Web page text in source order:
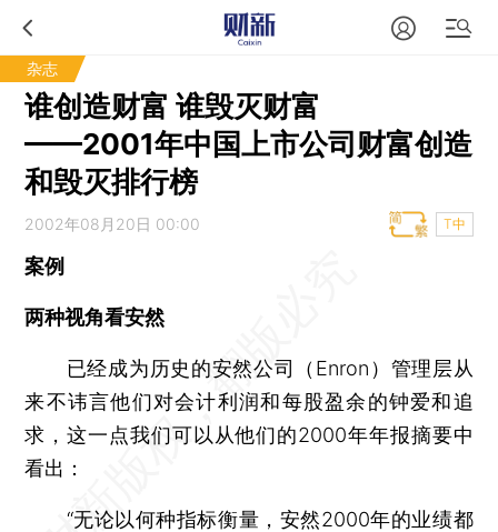
杂志
谁创造财富 谁毁灭财富
——2001年中国上市公司财富创造
和毁灭排行榜
2002年08月20日 00:00 T中
案例
两种视角看安然
已经成为历史的安然公司（Enron）管理层从
来不讳言他们对会计利润和每股盈余的钟爱和追
求，这一点我们可以从他们的2000年年报摘要中
看出：
“无论以何种指标衡量，安然2000年的业绩都